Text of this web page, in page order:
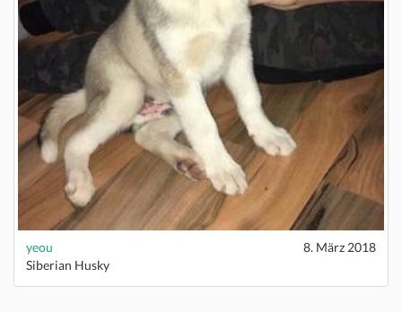
yeou
8. März 2018
Siberian Husky